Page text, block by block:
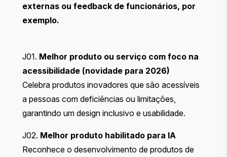
externas ou feedback de funcionários, por
exemplo.
J01. Melhor produto ou serviço com foco na
acessibilidade (novidade para 2026)
Celebra produtos inovadores que são acessíveis
a pessoas com deficiências ou limitações,
garantindo um design inclusivo e usabilidade.
J02. Melhor produto habilitado para IA
Reconhece o desenvolvimento de produtos de